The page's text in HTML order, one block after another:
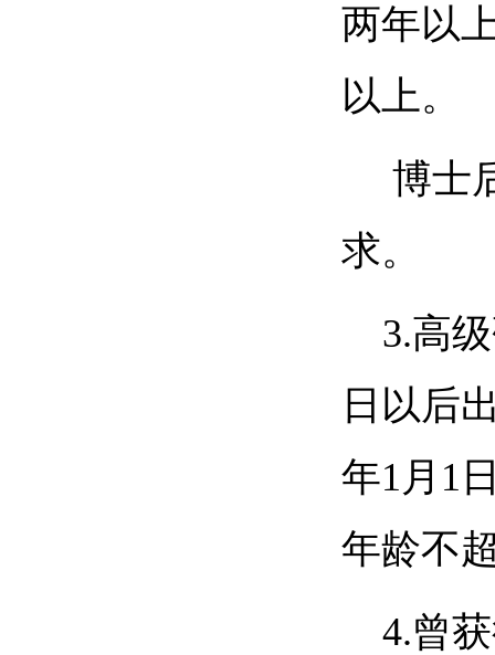
两年以
以上。
博士
求。
3.高
日以后
年1月1
年龄不
4.曾